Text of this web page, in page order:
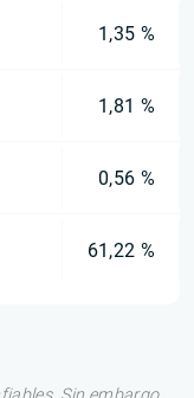
1,35 %
1,81 %
0,56 %
61,22 %